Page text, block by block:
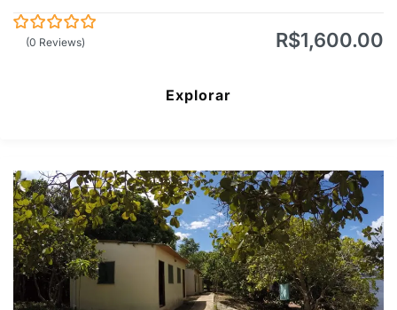
R$1,600.00
(0 Reviews)
Explorar